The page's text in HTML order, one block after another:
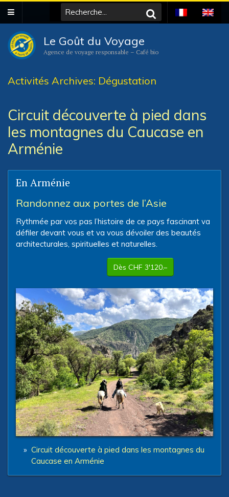
Le Goût du Voyage
Agence de voyage responsable – Café bio
Activités Archives: Dégustation
Circuit découverte à pied dans
les montagnes du Caucase en
Arménie
En Arménie
Randonnez aux portes de l’Asie
Rythmée par vos pas l’histoire de ce pays fascinant va
défiler devant vous et va vous dévoiler des beautés
architecturales, spirituelles et naturelles.
Dès CHF 3'120.–
» Circuit découverte à pied dans les montagnes du
Caucase en Arménie